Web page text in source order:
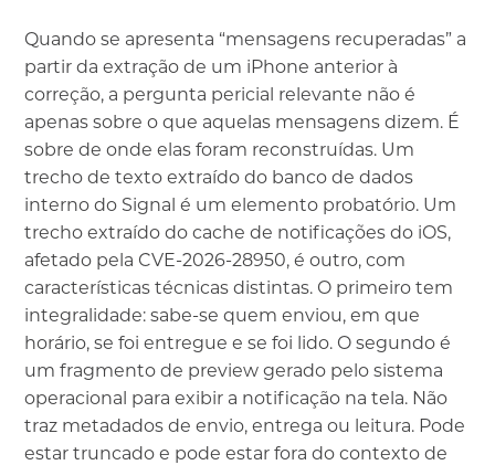
Quando se apresenta “mensagens recuperadas” a
partir da extração de um iPhone anterior à
correção, a pergunta pericial relevante não é
apenas sobre o que aquelas mensagens dizem. É
sobre de onde elas foram reconstruídas. Um
trecho de texto extraído do banco de dados
interno do Signal é um elemento probatório. Um
trecho extraído do cache de notificações do iOS,
afetado pela CVE-2026-28950, é outro, com
características técnicas distintas. O primeiro tem
integralidade: sabe-se quem enviou, em que
horário, se foi entregue e se foi lido. O segundo é
um fragmento de preview gerado pelo sistema
operacional para exibir a notificação na tela. Não
traz metadados de envio, entrega ou leitura. Pode
estar truncado e pode estar fora do contexto de